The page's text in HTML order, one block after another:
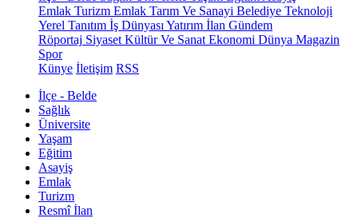
Emlak Turizm Emlak Tarım Ve Sanayi Belediye Teknoloji
Yerel Tanıtım İş Dünyası Yatırım İlan Gündem
Röportaj Siyaset Kültür Ve Sanat Ekonomi Dünya Magazin
Spor
Künye İletişim RSS
İlçe - Belde
Sağlık
Üniversite
Yaşam
Eğitim
Asayiş
Emlak
Turizm
Resmî İlan